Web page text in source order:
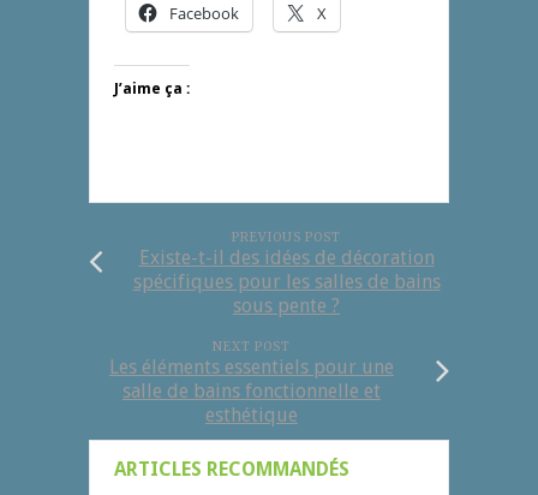
Facebook X
J’aime ça :
PREVIOUS POST
Existe-t-il des idées de décoration
spécifiques pour les salles de bains
sous pente ?
NEXT POST
Les éléments essentiels pour une
salle de bains fonctionnelle et
esthétique
ARTICLES RECOMMANDÉS